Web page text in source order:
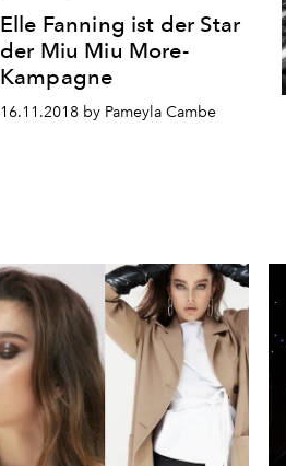
Elle Fanning ist der Star
der Miu Miu More-
Kampagne
16.11.2018 by Pameyla Cambe